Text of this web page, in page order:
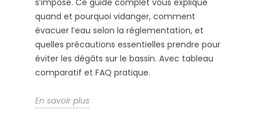
s’impose. Ce guide complet vous explique
quand et pourquoi vidanger, comment
évacuer l’eau selon la réglementation, et
quelles précautions essentielles prendre pour
éviter les dégâts sur le bassin. Avec tableau
comparatif et FAQ pratique.
En savoir plus